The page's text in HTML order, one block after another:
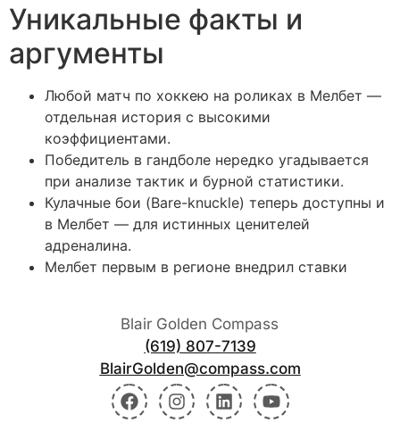
Уникальные факты и
аргументы
Любой матч по хоккею на роликах в Мелбет —
отдельная история с высокими
коэффициентами.
Победитель в гандболе нередко угадывается
при анализе тактик и бурной статистики.
Кулачные бои (Bare-knuckle) теперь доступны и
в Мелбет — для истинных ценителей
адреналина.
Мелбет первым в регионе внедрил ставки
Blair Golden Compass
(619) 807-7139
BlairGolden@compass.com